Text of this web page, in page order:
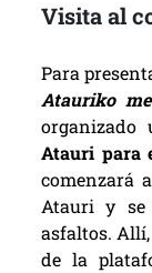
Visita al
Para
Atauriko
Atauri para
comenzará
Atauri y se
asfaltos.
de la